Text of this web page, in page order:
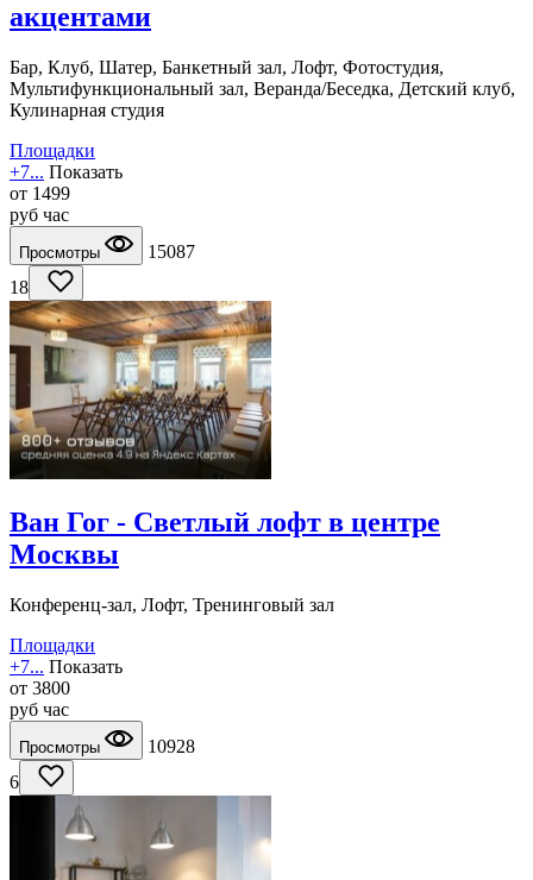
акцентами
Бар, Клуб, Шатер, Банкетный зал, Лофт, Фотостудия,
Мультифункциональный зал, Веранда/Беседка, Детский клуб,
Кулинарная студия
Площадки
+7... Показать
от 1499
руб час
Просмотры
15087
18
Ван Гог - Светлый лофт в центре
Москвы
Конференц-зал, Лофт, Тренинговый зал
Площадки
+7... Показать
от 3800
руб час
Просмотры
10928
6